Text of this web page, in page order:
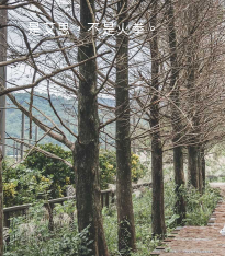
是艾思，不是火拳。